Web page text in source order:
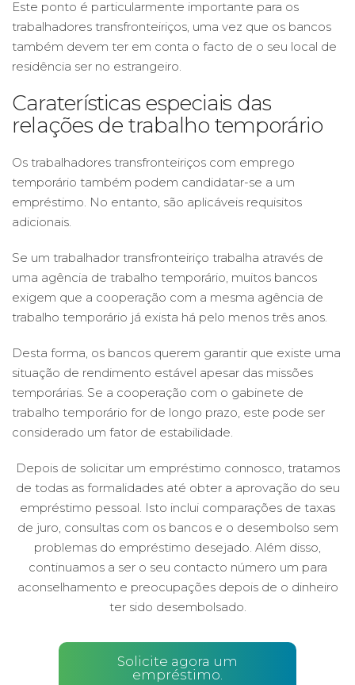
Este ponto é particularmente importante para os
trabalhadores transfronteiriços, uma vez que os bancos
também devem ter em conta o facto de o seu local de
residência ser no estrangeiro.
Caraterísticas especiais das
relações de trabalho temporário
Os trabalhadores transfronteiriços com emprego
temporário também podem candidatar-se a um
empréstimo. No entanto, são aplicáveis requisitos
adicionais.
Se um trabalhador transfronteiriço trabalha através de
uma agência de trabalho temporário, muitos bancos
exigem que a cooperação com a mesma agência de
trabalho temporário já exista há pelo menos três anos.
Desta forma, os bancos querem garantir que existe uma
situação de rendimento estável apesar das missões
temporárias. Se a cooperação com o gabinete de
trabalho temporário for de longo prazo, este pode ser
considerado um fator de estabilidade.
Depois de solicitar um empréstimo connosco, tratamos
de todas as formalidades até obter a aprovação do seu
empréstimo pessoal. Isto inclui comparações de taxas
de juro, consultas com os bancos e o desembolso sem
problemas do empréstimo desejado. Além disso,
continuamos a ser o seu contacto número um para
aconselhamento e preocupações depois de o dinheiro
ter sido desembolsado.
Solicite agora um
empréstimo.